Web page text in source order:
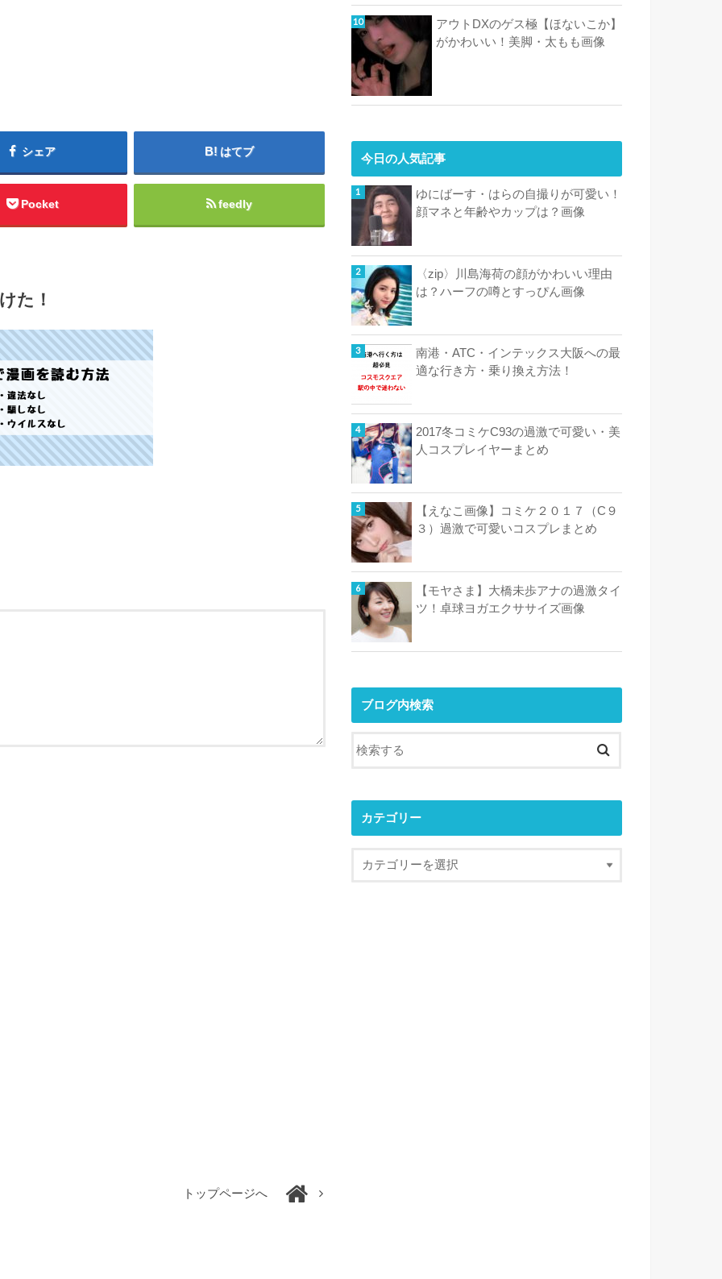
シェア はてブ
Pocket feedly
た！
トップページへ
アウトDXのゲス極【ほないこか】
がかわいい！美脚・太もも画像
今日の人気記事
ゆにばーす・はらの自撮りが可愛い！
顔マネと年齢やカップは？画像
〈zip〉川島海荷の顔がかわいい理由
は？ハーフの噂とすっぴん画像
南港・ATC・インテックス大阪への最
適な行き方・乗り換え方法！
2017冬コミケC93の過激で可愛い・美
人コスプレイヤーまとめ
【えなこ画像】コミケ２０１７（C９
３）過激で可愛いコスプレまとめ
【モヤさま】大橋未歩アナの過激タイ
ツ！卓球ヨガエクササイズ画像
ブログ内検索
カテゴリー